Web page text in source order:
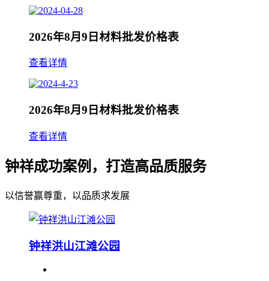
2026年8月9日材料批发价格表
查看详情
2026年8月9日材料批发价格表
查看详情
钟祥成功案例，打造高品质服务
以信誉赢尊重，以品质求发展
钟祥洪山江滩公园